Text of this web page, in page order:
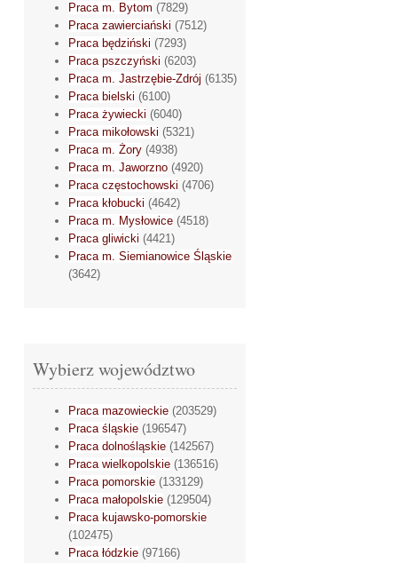
Praca m. Bytom (7829)
Praca zawierciański (7512)
Praca będziński (7293)
Praca pszczyński (6203)
Praca m. Jastrzębie-Zdrój (6135)
Praca bielski (6100)
Praca żywiecki (6040)
Praca mikołowski (5321)
Praca m. Żory (4938)
Praca m. Jaworzno (4920)
Praca częstochowski (4706)
Praca kłobucki (4642)
Praca m. Mysłowice (4518)
Praca gliwicki (4421)
Praca m. Siemianowice Śląskie
(3642)
Wybierz województwo
Praca mazowieckie (203529)
Praca śląskie (196547)
Praca dolnośląskie (142567)
Praca wielkopolskie (136516)
Praca pomorskie (133129)
Praca małopolskie (129504)
Praca kujawsko-pomorskie
(102475)
Praca łódzkie (97166)